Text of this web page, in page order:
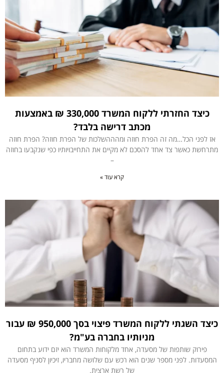
כיצד החזרתי ללקוח המשרד 330,000 ₪ באמצעות
מכתב דרישה בלבד?
אז לפני הכל…מה זה הפרת חוזה ומהההשלכות של הפרת חוזה? הפרת חוזה
מתרחשת כאשר צד אחד להסכם לא מקיים את התחייבויותיו כפי שנקבעו בחוזה
–
קרא עוד »
כיצד השגתי ללקוח המשרד פיצוי בסך 950,000 ₪ עבור
מניותיו בחברה בע"מ?
פירוק שותפות של מסעדה, אחד מלקוחות המשרד הוא יזם ידוע בתחום
המסעדות. לפני מספר שנים הוא רכש עם שלושה מחבריו, זיכיון לסניף מסעדה
של רשת ארצית.